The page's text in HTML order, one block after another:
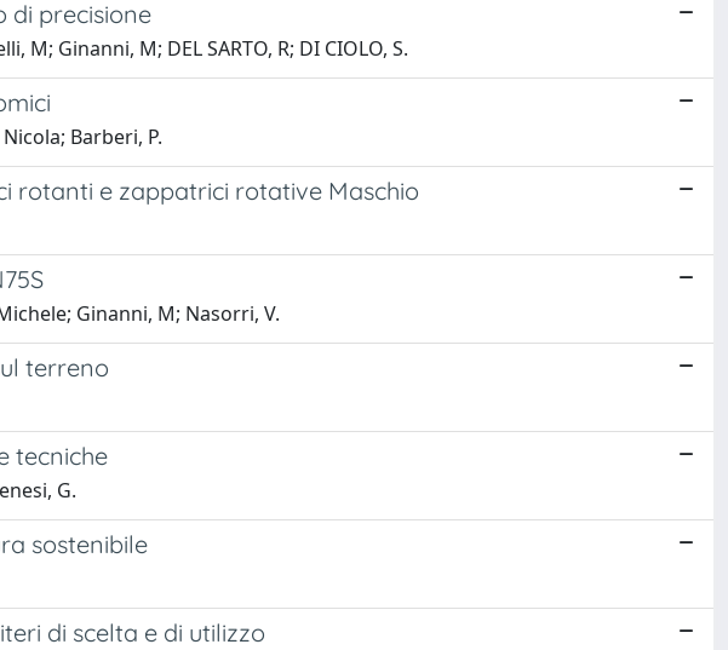
di precisione
M; Ginanni, M; DEL SARTO, R; DI CIOLO, S.
Barberi, P.
rotanti e zappatrici rotative Maschio
Ginanni, M; Nasorri, V.
terreno
tecniche
G.
sostenibile
di scelta e di utilizzo